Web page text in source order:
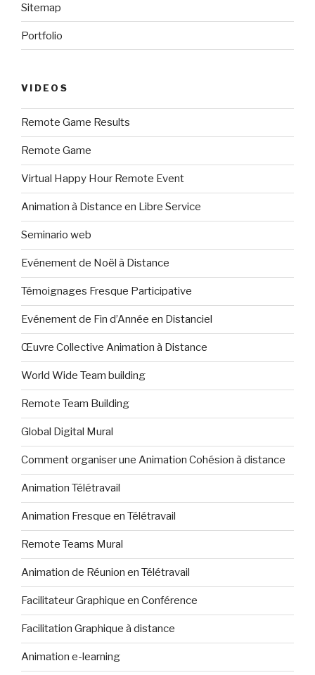
Sitemap
Portfolio
VIDEOS
Remote Game Results
Remote Game
Virtual Happy Hour Remote Event
Animation à Distance en Libre Service
Seminario web
Evénement de Noël à Distance
Témoignages Fresque Participative
Evénement de Fin d’Année en Distanciel
Œuvre Collective Animation à Distance
World Wide Team building
Remote Team Building
Global Digital Mural
Comment organiser une Animation Cohésion à distance
Animation Télétravail
Animation Fresque en Télétravail
Remote Teams Mural
Animation de Réunion en Télétravail
Facilitateur Graphique en Conférence
Facilitation Graphique à distance
Animation e-learning